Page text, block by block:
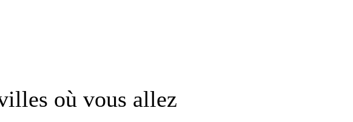
où vous allez